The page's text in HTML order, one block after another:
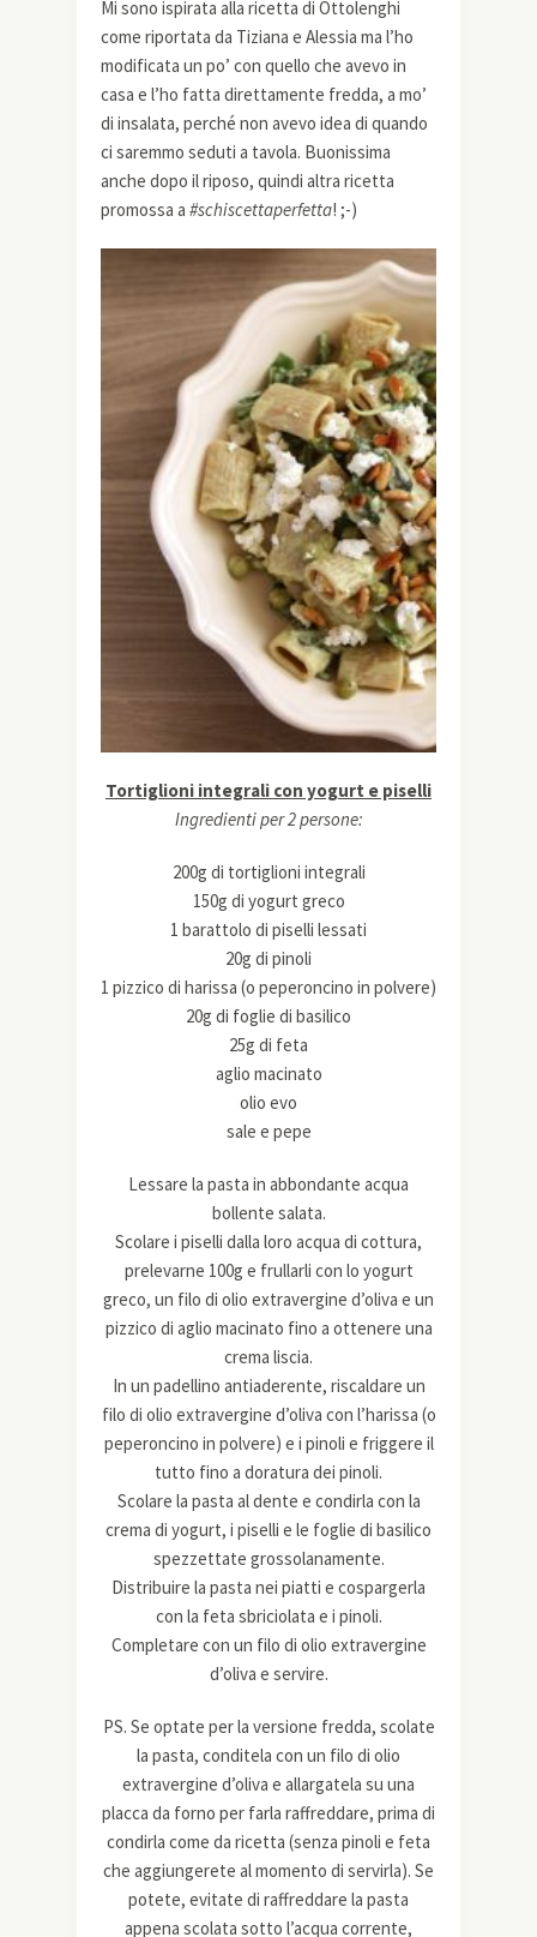
Mi sono ispirata alla ricetta di Ottolenghi
come riportata da Tiziana e Alessia ma l’ho
modificata un po’ con quello che avevo in
casa e l’ho fatta direttamente fredda, a mo’
di insalata, perché non avevo idea di quando
ci saremmo seduti a tavola. Buonissima
anche dopo il riposo, quindi altra ricetta
promossa a #schiscettaperfetta! ;-)
Tortiglioni integrali con yogurt e piselli
Ingredienti per 2 persone:
200g di tortiglioni integrali
150g di yogurt greco
1 barattolo di piselli lessati
20g di pinoli
1 pizzico di harissa (o peperoncino in polvere)
20g di foglie di basilico
25g di feta
aglio macinato
olio evo
sale e pepe
Lessare la pasta in abbondante acqua
bollente salata.
Scolare i piselli dalla loro acqua di cottura,
prelevarne 100g e frullarli con lo yogurt
greco, un filo di olio extravergine d’oliva e un
pizzico di aglio macinato fino a ottenere una
crema liscia.
In un padellino antiaderente, riscaldare un
filo di olio extravergine d’oliva con l’harissa (o
peperoncino in polvere) e i pinoli e friggere il
tutto fino a doratura dei pinoli.
Scolare la pasta al dente e condirla con la
crema di yogurt, i piselli e le foglie di basilico
spezzettate grossolanamente.
Distribuire la pasta nei piatti e cospargerla
con la feta sbriciolata e i pinoli.
Completare con un filo di olio extravergine
d’oliva e servire.
PS. Se optate per la versione fredda, scolate
la pasta, conditela con un filo di olio
extravergine d’oliva e allargatela su una
placca da forno per farla raffreddare, prima di
condirla come da ricetta (senza pinoli e feta
che aggiungerete al momento di servirla). Se
potete, evitate di raffreddare la pasta
appena scolata sotto l’acqua corrente,